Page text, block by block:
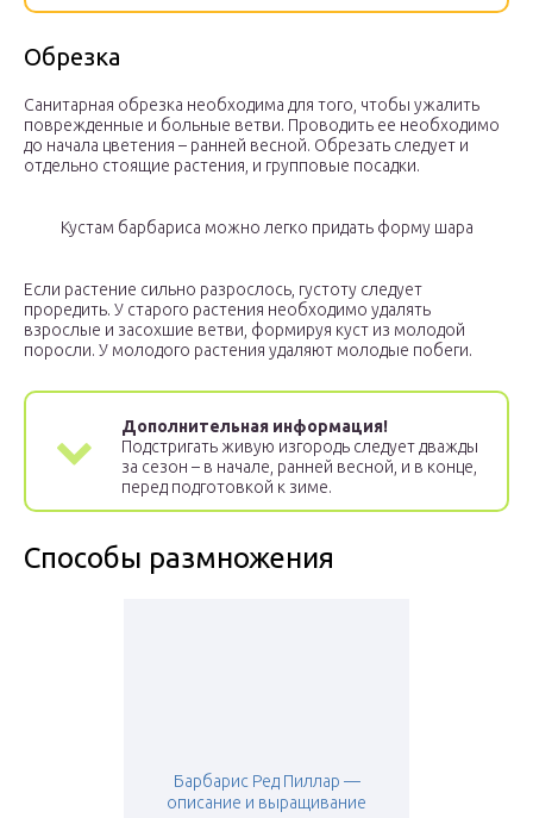
Обрезка
Санитарная обрезка необходима для того, чтобы ужалить
поврежденные и больные ветви. Проводить ее необходимо
до начала цветения – ранней весной. Обрезать следует и
отдельно стоящие растения, и групповые посадки.
Кустам барбариса можно легко придать форму шара
Если растение сильно разрослось, густоту следует
проредить. У старого растения необходимо удалять
взрослые и засохшие ветви, формируя куст из молодой
поросли. У молодого растения удаляют молодые побеги.
Дополнительная информация!
Подстригать живую изгородь следует дважды
за сезон – в начале, ранней весной, и в конце,
перед подготовкой к зиме.
Способы размножения
Барбарис Ред Пиллар —
описание и выращивание